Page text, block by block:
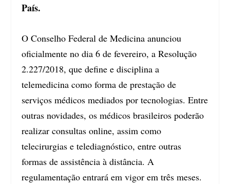
País.
O Conselho Federal de Medicina anunciou
oficialmente no dia 6 de fevereiro, a Resolução
2.227/2018, que define e disciplina a
telemedicina como forma de prestação de
serviços médicos mediados por tecnologias. Entre
outras novidades, os médicos brasileiros poderão
realizar consultas online, assim como
telecirurgias e telediagnóstico, entre outras
formas de assistência à distância. A
regulamentação entrará em vigor em três meses.